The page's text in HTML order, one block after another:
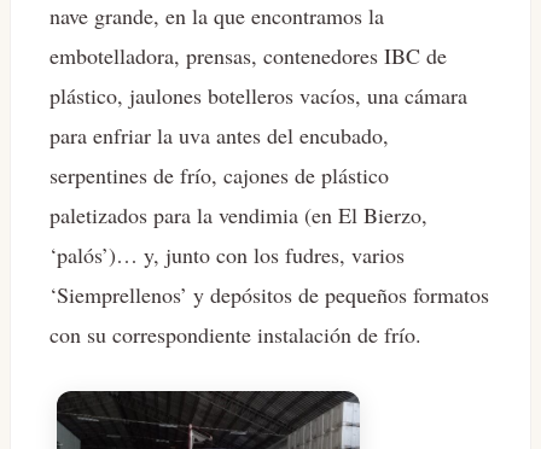
nave grande, en la que encontramos la
embotelladora, prensas, contenedores IBC de
plástico, jaulones botelleros vacíos, una cámara
para enfriar la uva antes del encubado,
serpentines de frío, cajones de plástico
paletizados para la vendimia (en El Bierzo,
‘palós’)… y, junto con los fudres, varios
‘Siemprellenos’ y depósitos de pequeños formatos
con su correspondiente instalación de frío.